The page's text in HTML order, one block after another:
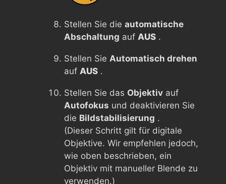
Stellen Sie die automatische
Abschaltung auf AUS .
Stellen Sie Automatisch drehen
auf AUS .
Stellen Sie das Objektiv auf
Autofokus und deaktivieren Sie
die Bildstabilisierung .
(Dieser Schritt gilt für digitale
Objektive. Wir empfehlen jedoch,
wie oben beschrieben, ein
Objektiv mit manueller Blende zu
verwenden.)